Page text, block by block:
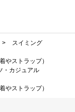
>
スイミング
やストラップ）
・カジュアル
やストラップ）